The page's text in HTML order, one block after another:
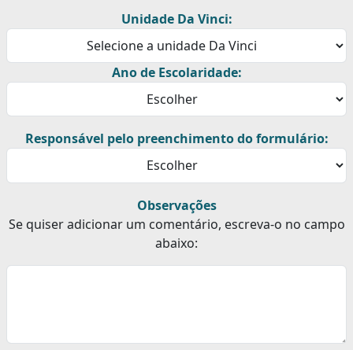
Unidade Da Vinci:
Ano de Escolaridade:
Responsável pelo preenchimento do formulário:
Observações
Se quiser adicionar um comentário, escreva-o no campo
abaixo: